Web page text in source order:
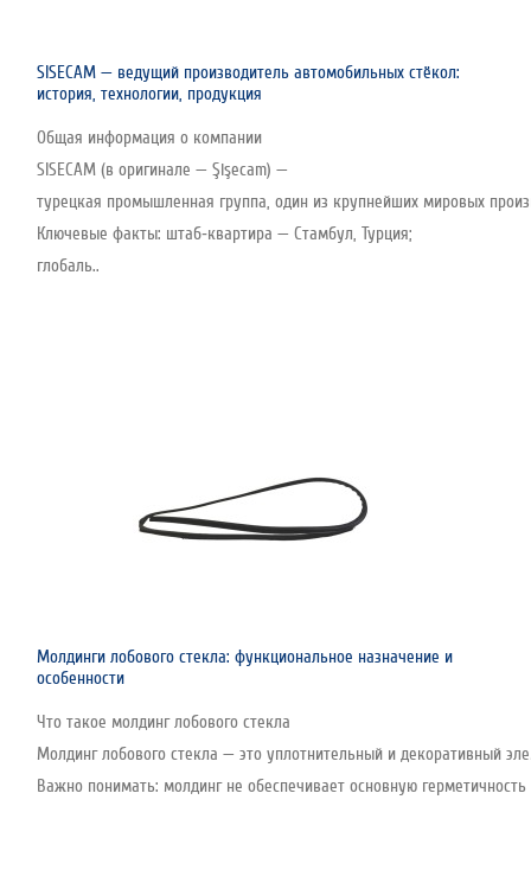
SISECAM — ведущий производитель автомобильных стёкол:
история, технологии, продукция
Общая информация о компании
SISECAM (в оригинале — Şişecam) —
турецкая промышленная группа, один из крупнейших мировых
Ключевые факты: штаб‑квартира — Стамбул, Турция;
глобаль..
Молдинги лобового стекла: функциональное назначение и
особенности
Что такое молдинг лобового стекла
Молдинг лобового стекла — это уплотнительный и декоративный
Важно понимать: молдинг не обеспечивает основную